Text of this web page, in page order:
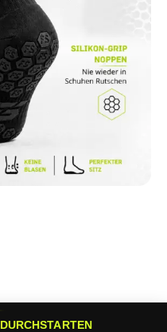
DURCHSTARTEN